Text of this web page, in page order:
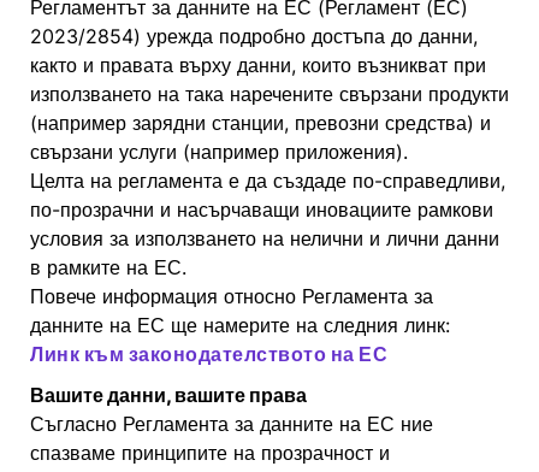
Регламентът за данните на ЕС (Регламент (ЕС)
2023/2854) урежда подробно достъпа до данни,
както и правата върху данни, които възникват при
използването на така наречените свързани продукти
(например зарядни станции, превозни средства) и
свързани услуги (например приложения).
Целта на регламента е да създаде по-справедливи,
по-прозрачни и насърчаващи иновациите рамкови
условия за използването на нелични и лични данни
в рамките на ЕС.
Повече информация относно Регламента за
данните на ЕС ще намерите на следния линк:
Линк към законодателството на ЕС
Вашите данни, вашите права
Съгласно Регламента за данните на ЕС ние
спазваме принципите на прозрачност и